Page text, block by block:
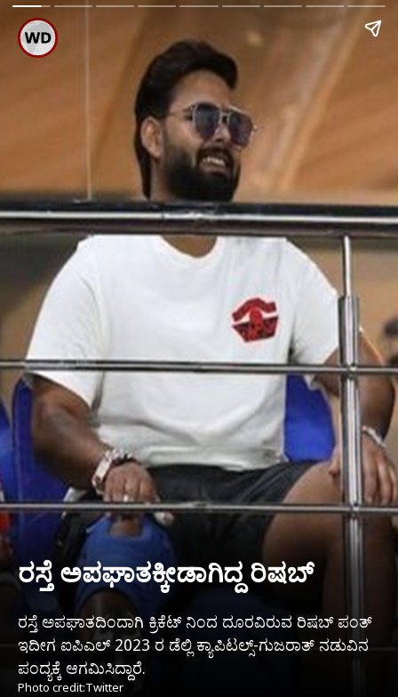
ರಸ್ತೆ ಅಪಘಾತಕ್ಕೀಡಾಗಿದ್ದ ರಿಷಬ್
ರಸ್ತೆ ಅಪಘಾತದಿಂದಾಗಿ ಕ್ರಿಕೆಟ್ ನಿಂದ ದೂರವಿರುವ ರಿಷಬ್ ಪಂತ್
ಇದೀಗ ಐಪಿಎಲ್ 2023 ರ ಡೆಲ್ಲಿ ಕ್ಯಾಪಿಟಲ್ಸ್-ಗುಜರಾತ್ ನಡುವಿನ
ಪಂದ್ಯಕ್ಕೆ ಆಗಮಿಸಿದ್ದಾರೆ.
Photo credit:Twitter